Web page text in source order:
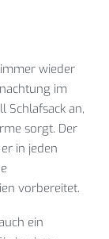
wieder
im
Schlafsack an,
sorgt. Der
in jeden
vorbereitet.
ein